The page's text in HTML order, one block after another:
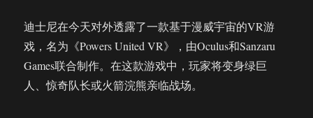
迪士尼在今天对外透露了一款基于漫威宇宙的VR游
戏，名为《Powers United VR》，由Oculus和Sanzaru
Games联合制作。在这款游戏中，玩家将变身绿巨
人、惊奇队长或火箭浣熊亲临战场。